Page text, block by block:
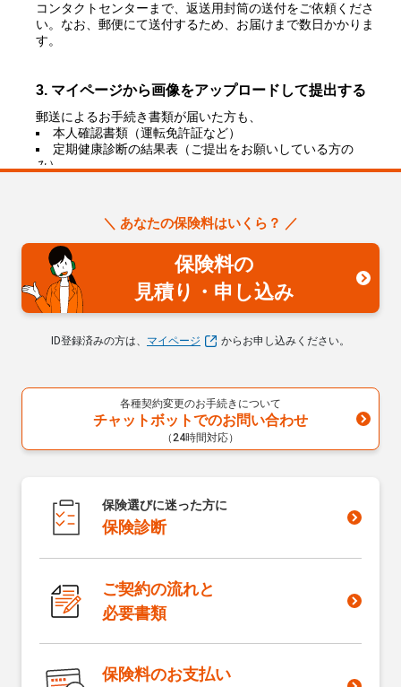
コンタクトセンターまで、返送用封筒の送付をご依頼くださ
い。なお、郵便にて送付するため、お届けまで数日かかりま
す。
3. マイページから画像をアップロードして提出する
郵送によるお手続き書類が届いた方も、
本人確認書類（運転免許証など）
定期健康診断の結果表（ご提出をお願いしている方の
み）
必要書類を「マイページへの画像のアップロード」で提出す
る場合の手順
ただし、郵送での口座振替手続きを選択されたお客さまは、
口座振替依頼書を返信用封筒で郵送する必要があります。上
記の１および２の方法をご利用ください。
引受保険会社ライフネット生命 コンタクトセンター
日曜、祝日は除く）
解決した
＼ あなたの保険料はいくら？ ／
保険料の
見積り・申し込み
ID登録済みの方は、 マイページ からお申し込みください。
各種契約変更のお手続きについて
チャットボットでのお問い合わせ
（24時間対応）
保険選びに迷った方に
保険診断
ご契約の流れと
必要書類
保険料のお支払い